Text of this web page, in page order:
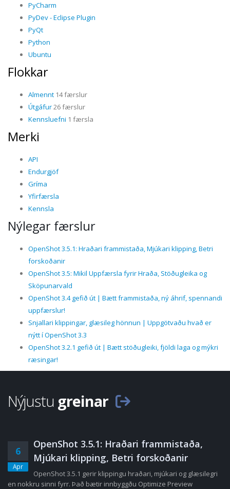
PyCharm
PyDev - Eclipse Plugin
PyQt
Python
Ubuntu
Flokkar
Almennt 14 færslur
Útgáfur26 færslur
Kennsluefni 1 færsla
Merki
API
Endurgjöf
Gríma
Yfirfærsla
Kennsla
Nýlegar færslur
OpenShot 3.5.1: Hraðari frammistaða, Mjúkari klipping, Betri
forskoðanir
OpenShot 3.5: Mikil Uppfærsla fyrir Hraða, Stöðugleika og
Sköpunarvald
OpenShot 3.4 gefið út | Bætt frammistaða, ný áhrif, spennandi
uppfærslur!
Snjallari klippingar, glæsileg hönnun | Uppgötvaðu hvað er
nýtt í OpenShot 3.3
OpenShot 3.2.1 gefið út | Bætt stöðugleiki, fjöldi laga og mýkri
ræsingar!
Nýjustu greinar
6
Apr
OpenShot 3.5.1: Hraðari frammistaða,
Mjúkari klipping, Betri forskoðanir
OpenShot 3.5.1 gerir klippingu hraðari, mjúkari og glæsilegri
en nokkru sinni fyrr. Það bætir innbyggðu Optimize Preview